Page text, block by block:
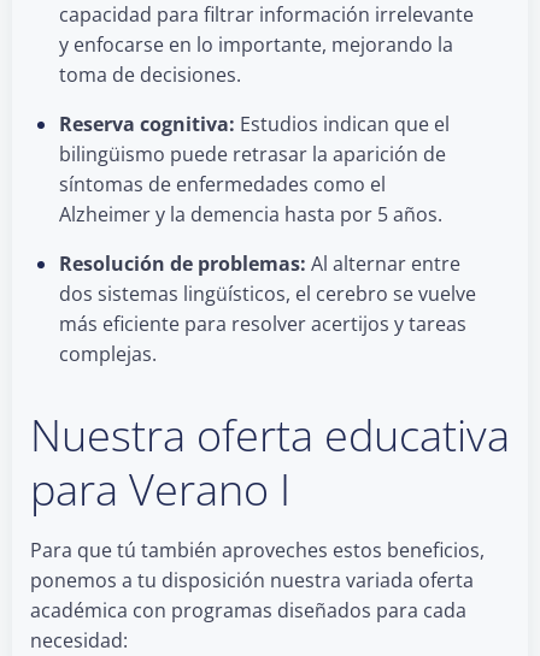
capacidad para filtrar información irrelevante
y enfocarse en lo importante, mejorando la
toma de decisiones.
Reserva cognitiva: Estudios indican que el
bilingüismo puede retrasar la aparición de
síntomas de enfermedades como el
Alzheimer y la demencia hasta por 5 años.
Resolución de problemas: Al alternar entre
dos sistemas lingüísticos, el cerebro se vuelve
más eficiente para resolver acertijos y tareas
complejas.
Nuestra oferta educativa
para Verano I
Para que tú también aproveches estos beneficios,
ponemos a tu disposición nuestra variada oferta
académica con programas diseñados para cada
necesidad: